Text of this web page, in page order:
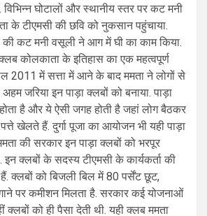
विभिन्न घोटालों और स्थानीय स्तर पर कट मनी
के टीएमसी की छवि को नुकसान पहुंचाया.
की कट मनी वसूली ने आग में घी का काम किया.
कोलकाता के इतिहास का एक महत्वपूर्ण
2011 में सत्ता में आने के बाद ममता ने लोगों से
जरिया इन पाड़ा क्लबों को बनाया. पाड़ा
है और ये ऐसी जगह होती है जहां लोग बैठकर
खेलते हैं. दुर्गा पूजा का आयोजन भी यही पाड़ा
की सरकार इन पाड़ा क्लबों को भरपूर
इन क्लबों के सदस्य टीएमसी के कार्यकर्ता की
क्लबों को बिजली बिल में 80 पर्सेंट छूट,
पर कमीशन मिलता है. सरकार कई योजनाओं
क्लबों को ही पैसा देती थी. यही क्लब ममता